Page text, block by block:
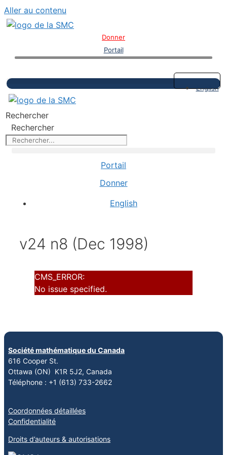
Aller au contenu
Donner
Portail
English
Rechercher
Rechercher
Portail
Donner
English
v24 n8 (Dec 1998)
CMS_ERROR:
No issue specified.
Société mathématique du Canada
616 Cooper St.
Ottawa (ON) K1R 5J2, Canada
Téléphone : +1 (613) 733-2662
Coordonnées détaillées
Confidentialité
Droits d’auteurs & autorisations